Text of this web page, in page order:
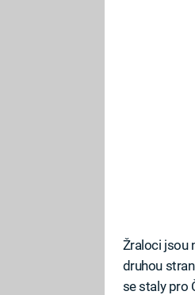
Žraloci jsou
druhou
se staly pro